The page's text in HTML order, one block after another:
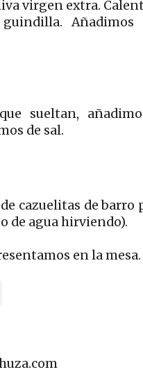
virgen extra.
Añadimos
sueltan,
de sal.
cazuelitas de barro
de agua hirviendo).
en la mesa.